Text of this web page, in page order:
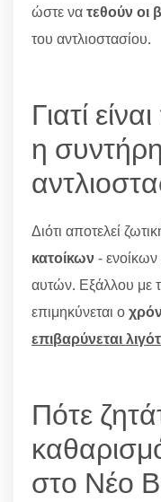
ώστε νατεθούν οι
του αντλιοστασίου.
Γιατί
η
Διότι αποτελεί
κατοίκων-
αυτών. Εξάλλου με
επιμηκύνεται ο
επιβαρύνεται
Πότε
στο Νέο